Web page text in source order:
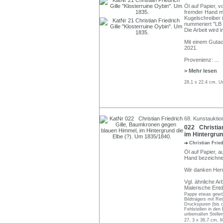
Öl auf Papier,
fremder Hand
Kugelschreiber
nummeriert
Die Arbeit wird
Mit einem
2021.
Provenienz:
> Mehr lesen
28,1 x 22,4 cm,
68.
022
im
Christian
Öl auf Papier,
Hand
Wir danken
Vgl. ähnliche
Malerische
Pappe etwas
Bildträgers mit
Druckspuren (bis
Fehlstellen in den
unbemalten
27, 3 x 36,7 cm,